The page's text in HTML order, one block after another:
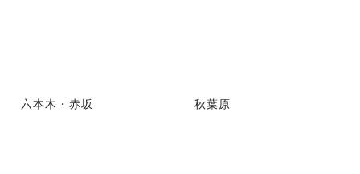
六本木・赤坂 秋葉原